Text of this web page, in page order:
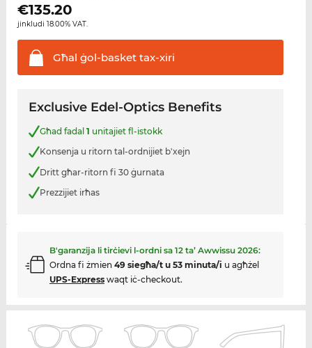
€135.20
jinkludi 18.00% VAT.
Għal ġol-baskettax-xiri
Exclusive Edel-Optics Benefits
Għad fadal 1 unitajiet fl-istokk
Konsenja u ritorn tal-ordnijiet b'xejn
Dritt għar-ritorn fi 30 ġurnata
Prezzijiet irħas
B'garanzija li tirċievi l-ordni sa 12 ta’ Awwissu 2026:
Ordna fi żmien 49 siegħa/t u 53 minuta/i u agħżel
UPS-Expresswaqt iċ-checkout.